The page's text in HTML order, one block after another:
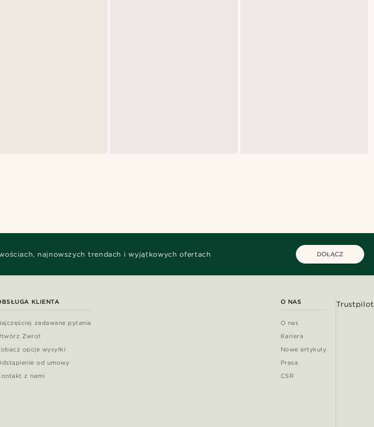
najnowszych trendach i wyjątkowych ofertach DOŁĄCZ
KLIENTA
zadawane pytania
Zwrot
opcje wysyłki
od umowy
z nami
O NAS
O nas
Kariera
Nowe artykuły
Prasa
CSR
Trustpilot